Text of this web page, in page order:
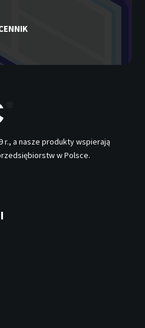
r., a nasze produkty wspierają
w Polsce.